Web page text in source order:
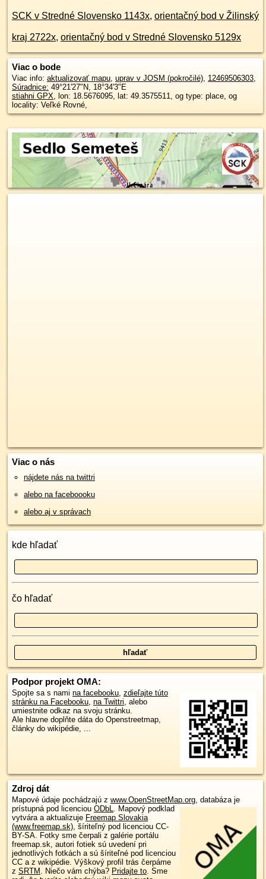
SCK v Stredné Slovensko 1143x, orientačný bod v Žilinský
kraj 2722x, orientačný bod v Stredné Slovensko 5129x
Viac o bode
Viac info: aktualizovať mapu, uprav v JOSM (pokročilé), 12469506303,
Súradnice: 49°21'27"N, 18°34'3"E
stiahni GPX, lon: 18.5676095, lat: 49.3575511, og type: place, og
locality: Veľké Rovné,
Viac o nás
nájdete nás na twittri
alebo na faceboooku
alebo aj v správach
kde hľadať
čo hľadať
Podpor projekt OMA:
Spojte sa s nami na facebooku, zdieľajte túto
stránku na Facebooku, na Twittri, alebo
umiestnite odkaz na svoju stránku.
Ale hlavne doplňte dáta do Openstreetmap,
články do wikipédie, ...
Zdroj dát
Mapové údaje pochádzajú z www.OpenStreetMap.org, databáza je
prístupná pod licenciou ODbL. Mapový podklad
vytvára a aktualizuje Freemap Slovakia
(www.freemap.sk), šíriteľný pod licenciou CC-
BY-SA. Fotky sme čerpali z galérie portálu
freemap.sk, autori fotiek sú uvedení pri
jednotlivých fotkách a sú šíriteľné pod licenciou
CC a z wikipédie. Výškový profil trás čerpáme
z SRTM . Niečo vám chýba? Pridajte to. Sme